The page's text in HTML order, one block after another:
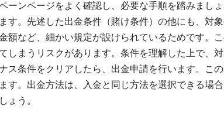
ーンページをよく確認し、必要な手順を踏みまし
す。先述した出金条件（賭け条件）の他にも、対
額など、細かい規定が設けられているためです。
しまうリスクがあります。条件を理解した上で、
ス条件をクリアしたら、出金申請を行います。こ
す。出金方法は、入金と同じ方法を選択できる場
ょう。